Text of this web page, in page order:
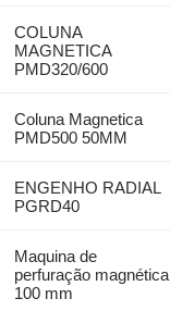
COLUNA
MAGNETICA
PMD320/600
Coluna Magnetica
PMD500 50MM
ENGENHO RADIAL
PGRD40
Maquina de
perfuração magnética
100 mm